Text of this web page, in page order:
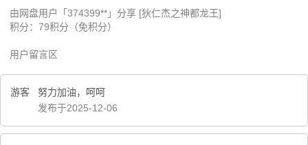
由网盘用户「374399**」分享 [狄仁杰之神都龙王]
积分：79积分（免积分）
用户留言区
游客
努力加油，呵呵
发布于2025-12-06